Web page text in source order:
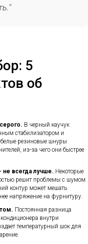
5
об
В черный каучук
стабилизатором и
резиновые шнуры
из-за чего они быстрее
не всегда лучше. Некоторые
решит проблемы с шумом.
контур может мешать
напряжение на фурнитуру.
Постоянная разница
внутри
температурный шок для